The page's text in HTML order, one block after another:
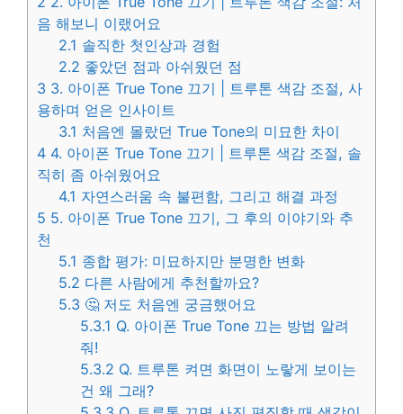
음 해보니 이랬어요
2.1 솔직한 첫인상과 경험
2.2 좋았던 점과 아쉬웠던 점
3 3. 아이폰 True Tone 끄기 | 트루톤 색감 조절, 사
용하며 얻은 인사이트
3.1 처음엔 몰랐던 True Tone의 미묘한 차이
4 4. 아이폰 True Tone 끄기 | 트루톤 색감 조절, 솔
직히 좀 아쉬웠어요
4.1 자연스러움 속 불편함, 그리고 해결 과정
5 5. 아이폰 True Tone 끄기, 그 후의 이야기와 추
천
5.1 종합 평가: 미묘하지만 분명한 변화
5.2 다른 사람에게 추천할까요?
5.3 🤔 저도 처음엔 궁금했어요
5.3.1 Q. 아이폰 True Tone 끄는 방법 알려
줘!
5.3.2 Q. 트루톤 켜면 화면이 노랗게 보이는
건 왜 그래?